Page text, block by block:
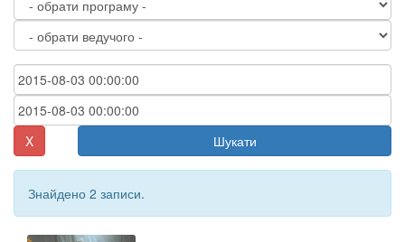
X Шукати
Знайдено 2 записи.